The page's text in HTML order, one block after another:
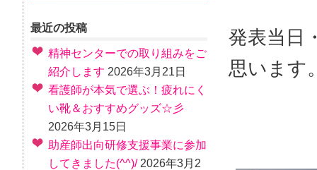
発表当日
思います
最近の投稿
精神センターでの取り組みをご
紹介します 2026年3月21日
看護師が本気で選ぶ！疲れにく
い靴＆おすすめグッズ☆彡
2026年3月15日
助産師出向研修支援事業に参加
してきました(^^)/ 2026年3月2